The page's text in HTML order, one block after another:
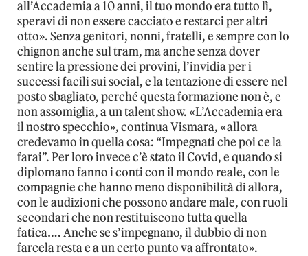
all’Accademia a 10 anni, il tuo mondo era tutto lì,
speravi di non essere cacciato e restarci per altri
otto». Senza genitori, nonni, fratelli, e sempre con lo
chignon anche sul tram, ma anche senza dover
sentire la pressione dei provini, l’invidia per i
successi facili sui social, e la tentazione di essere nel
posto sbagliato, perché questa formazione non è, e
non assomiglia, a un talent show. «L’Accademia era
il nostro specchio», continua Vismara, «allora
credevamo in quella cosa: “Impegnati che poi ce la
farai”. Per loro invece c’è stato il Covid, e quando si
diplomano fanno i conti con il mondo reale, con le
compagnie che hanno meno disponibilità di allora,
con le audizioni che possono andare male, con ruoli
secondari che non restituiscono tutta quella
fatica…. Anche se s’impegnano, il dubbio di non
farcela resta e a un certo punto va affrontato».